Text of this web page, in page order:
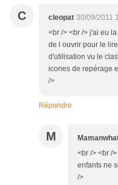
C cleopat 30/09/2011
<br /> <br /> j'ai eu
de l ouvrir pour le
d'utilisation vu le
icones de repérage
/>
Répondre
M
<br /> <br /
enfants ne
/>